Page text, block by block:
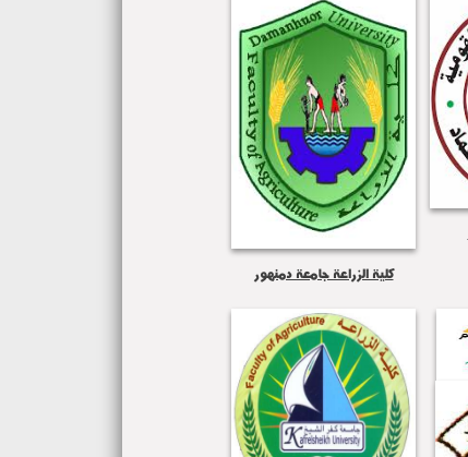
كلية الزراعة جامعة دمنهور